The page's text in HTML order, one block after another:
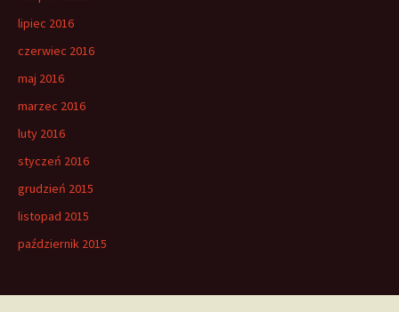
lipiec 2016
czerwiec 2016
maj 2016
marzec 2016
luty 2016
styczeń 2016
grudzień 2015
listopad 2015
październik 2015